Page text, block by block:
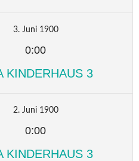
3. Juni 1900
0:00
KINDERHAUS 3
2. Juni 1900
0:00
KINDERHAUS 3